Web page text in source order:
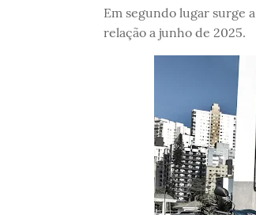
Em segundo lugar surge a
relação a junho de 2025.